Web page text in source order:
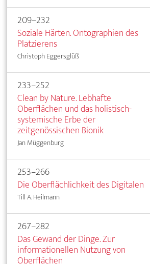
209–232
Soziale Härten. Ontographien des
Platzierens
Christoph Eggersglüß
233–252
Clean by Nature. Lebhafte
Oberflächen und das holistisch-
systemische Erbe der
zeitgenössischen Bionik
Jan Müggenburg
253–266
Die Oberflächlichkeit des Digitalen
Till A. Heilmann
267–282
Das Gewand der Dinge. Zur
informationellen Nutzung von
Oberflächen